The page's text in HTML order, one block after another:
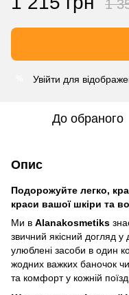
1
Увійти для
До обраного
Опис
Подорожуйте легко,
краси вашої шкіри та
Ми в Alanakosmetiks
звичний якісний догляд у
улюблені засоби в один
жодних важких баночок
та комфорт у кожній